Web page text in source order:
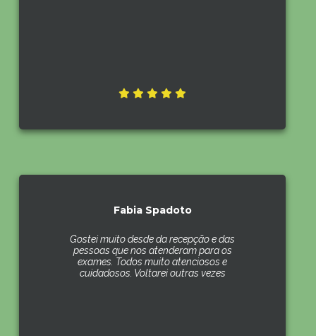
Fabia Spadoto
Gostei muito desde da recepção e das
pessoas que nos atenderam para os
exames. Todos muito atenciosos e
cuidadosos. Voltarei outras vezes